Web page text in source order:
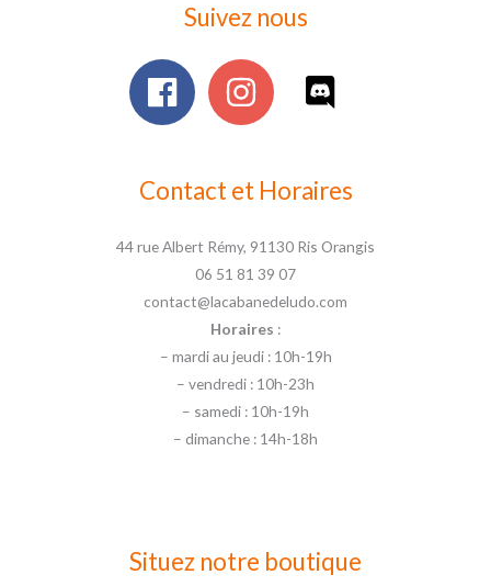
Suivez nous
Contact et Horaires
44 rue Albert Rémy, 91130 Ris Orangis
06 51 81 39 07
contact@lacabanedeludo.com
Horaires :
– mardi au jeudi : 10h-19h
– vendredi : 10h-23h
– samedi : 10h-19h
– dimanche : 14h-18h
Situez notre boutique